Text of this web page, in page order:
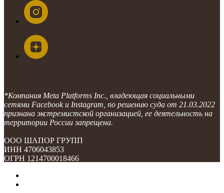
*Компания Meta Platforms Inc., владеющая социальными
сетями Facebook и Instagram, по решению суда от 21.03.2022
признана экстремистской организацией, ее деятельность на
территории России запрещена.
ООО ШАПОР ГРУПП
ИНН 4706043853
ОГРН 1214700018466